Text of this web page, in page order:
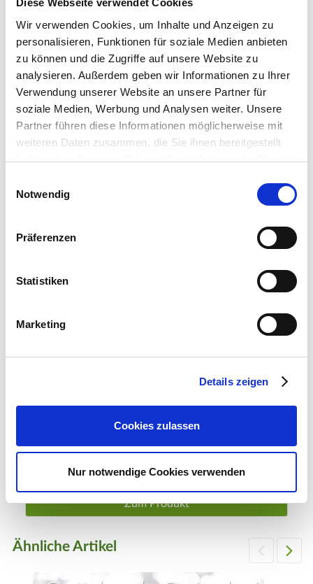
Diese Webseite verwendet Cookies
Wir verwenden Cookies, um Inhalte und Anzeigen zu
personalisieren, Funktionen für soziale Medien anbieten
zu können und die Zugriffe auf unsere Website zu
analysieren. Außerdem geben wir Informationen zu Ihrer
Verwendung unserer Website an unsere Partner für
soziale Medien, Werbung und Analysen weiter. Unsere
Partner führen diese Informationen möglicherweise mit
weiteren Daten zusammen, die Sie ihnen bereitgestellt
haben oder die sie im Rahmen Ihrer Nutzung der Dienste
betätigen Sie anschließend den "OK"-Button:
Notwendig
Präferenzen
Statistiken
Marketing
Details zeigen
Cookies zulassen
Nur notwendige Cookies verwenden
E-Mail: info@as-garten.de
Webseite: https://www.as-
garten.de
Zubehör Produkte
Geschenk-Gutschein, Wert 60 Euro Hut
Zum Produkt
Ähnliche Artikel